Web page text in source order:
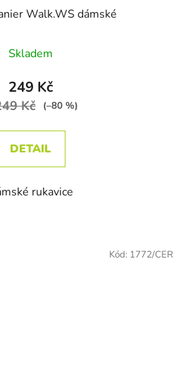
Walk.WS dámské
Skladem
249 Kč
Kč (–80 %)
DETAIL
rukavice
Kód: 1772/CER